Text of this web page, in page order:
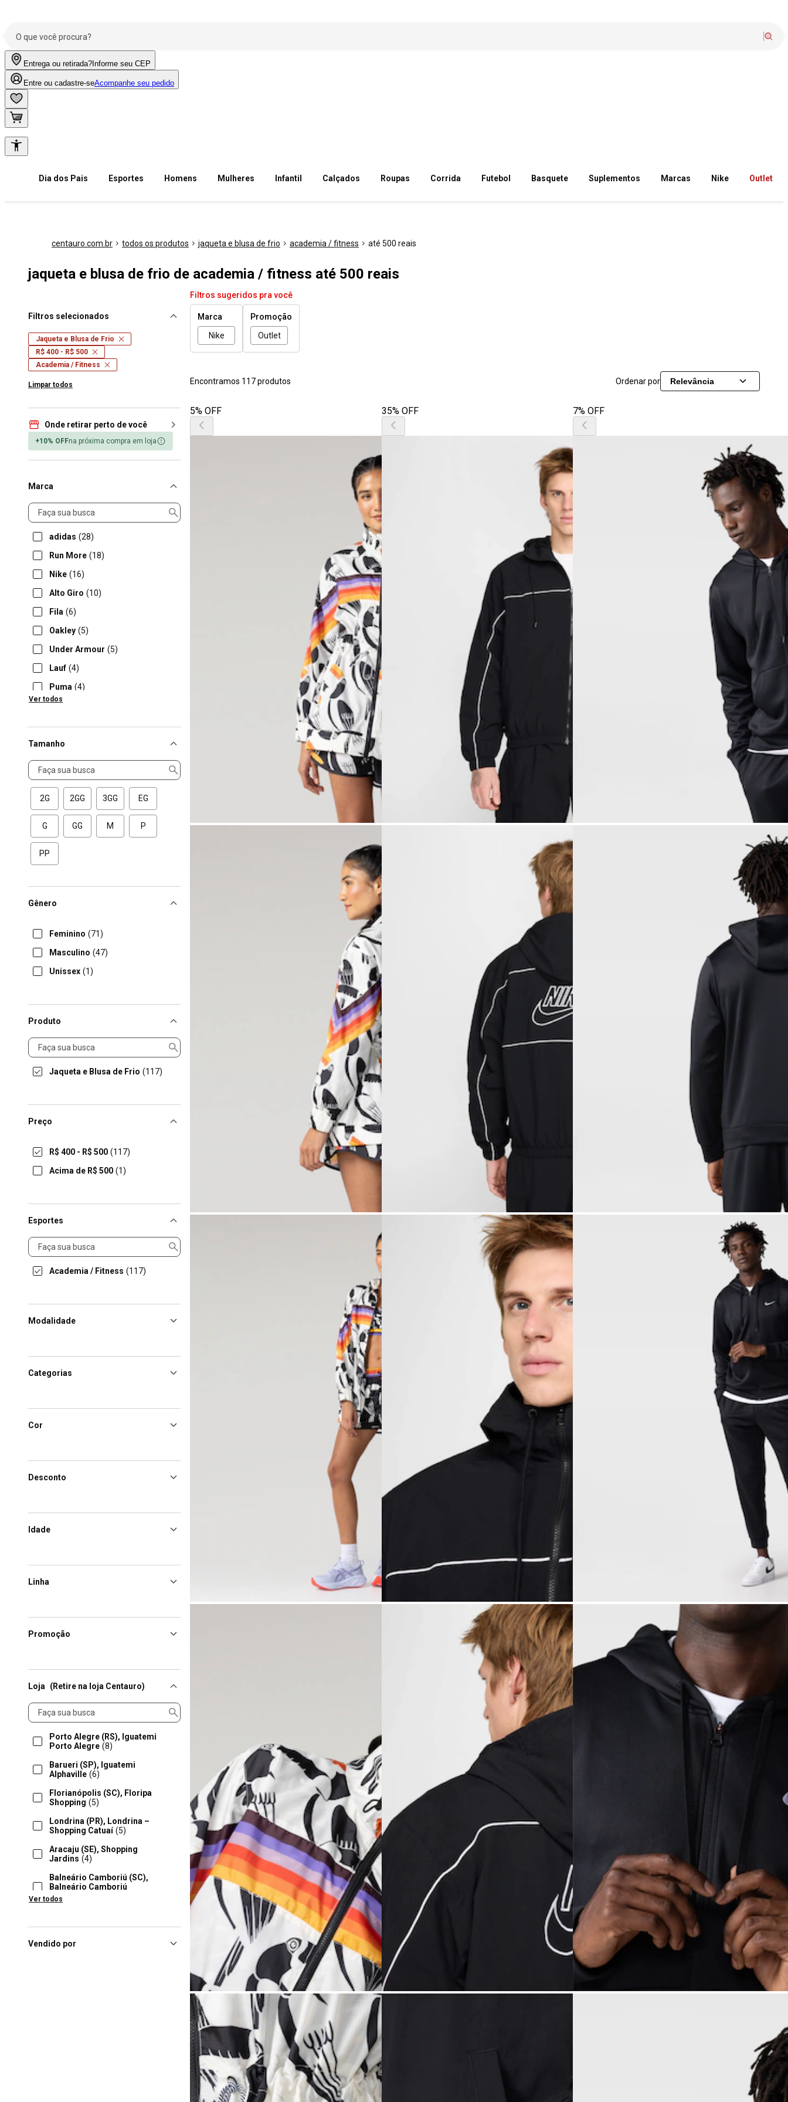
Entrega ou retirada? Informe seu CEP
Entre ou cadastre-seAcompanhe seu pedido
Dia dos Pais Esportes Homens Mulheres Infantil Calçados Roupas Corrida Futebol Basquete Suplementos Marcas Nike Outlet
centauro.com.br todos os produtos jaqueta e blusa de frio academia / fitness até 500 reais
jaqueta e blusa de frio de academia / fitness até 500 reais
Filtros selecionados
Jaqueta e Blusa de Frio
R$ 400 - R$ 500
Academia / Fitness
Limpar todos
Onde retirar perto de você
+10% OFFna próxima compra em loja
Marca
Marca
adidas (28)
Run More (18)
Nike (16)
Alto Giro (10)
Fila (6)
Oakley (5)
Under Armour (5)
Lauf (4)
Puma (4)
Body For Sure
Ver todos
Tamanho
Tamanho
2G 2GG 3GG EG
G GG M P
PP
Gênero
Feminino (71)
Masculino (47)
Unissex (1)
Produto
Produto
Jaqueta e Blusa de Frio (117)
Preço
R$ 400 - R$ 500 (117)
Acima de R$ 500 (1)
Esportes
Esportes
Academia / Fitness (117)
Modalidade
Categorias
Cor
Desconto
Idade
Linha
Promoção
Loja (Retire na loja Centauro)
Loja
Porto Alegre (RS), Iguatemi
Porto Alegre (8)
Barueri (SP), Iguatemi
Alphaville (6)
Florianópolis (SC), Floripa
Shopping (5)
Londrina (PR), Londrina –
Shopping Catuaí (5)
Aracaju (SE), Shopping
Jardins (4)
Balneário Camboriú (SC),
Balneário Camboriú
Shopping
Blumenau (SC), Blumenau
Ver todos
Vendido por
Filtros sugeridos pra você
Marca
Nike
Promoção
Outlet
Encontramos 117 produtos Ordenar por Relevância
5% OFF 35% OFF 7% OFF